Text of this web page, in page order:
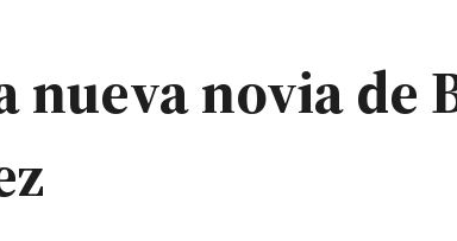
nueva novia de